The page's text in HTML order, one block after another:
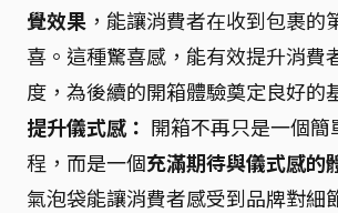
覺效果 ，能讓消費者在收到包裹的
喜。這種驚喜感，能有效提升消費
度，為後續的開箱體驗奠定良好的
提升儀式感： 開箱不再只是一個簡
程，而是一個充滿期待與儀式感的
氣泡袋能讓消費者感受到品牌對細